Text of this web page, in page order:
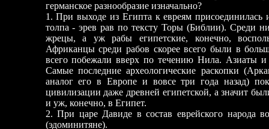
германское разнообразие изначально?
1. При выходе из Египта к евреям присоединилась
толпа - эрев рав по тексту Торы (Библии). Среди
жрецы, а уж рабы египетские, конечно,
Африканцы среди рабов скорее всего были в
всего побежали вверх по течению Нила. Азиаты
Самые последние археологические раскопки
аналог его в Европе и вовсе три года назад)
цивилизации даже древней египетской, а значит
и уж, конечно, в Египет.
2. При царе Давиде в состав еврейского народа
(эдоминитяне).